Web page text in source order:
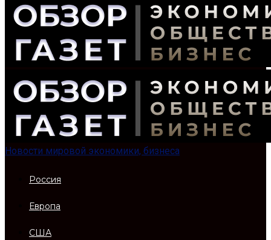
Новости мировой экономики, бизнеса
Россия
Европа
США